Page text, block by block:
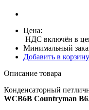
Цена:
НДС включён в
Минимальный
Добавить в корзину
Описание товара
Конденсаторный
WCB6B Countryman B6.